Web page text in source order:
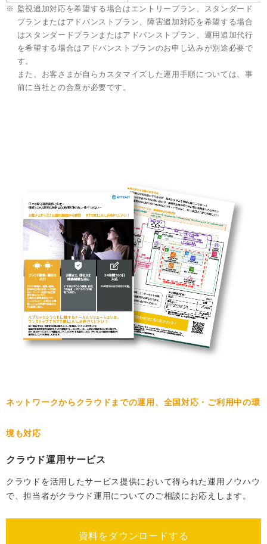
※ 監視追加対応を希望する場合はエントリープラン、スタンダード
プランまたはアドバンストプラン、障害追加対応を希望する場合
はスタンダードプランまたはアドバンストプラン、運用追加代行
を希望する場合はアドバンストプランのお申し込みが別途必要で
す。
また、お客さまが自らカスタマイズした運用手順については、事
前に当社との合意が必要です。
ネットワークからクラウドまでの運用、全国対応・ご利用中の環
境も対応
クラウド運用サービス
クラウドを活用したサービス提供において得られた運用ノウハウ
で、担当者がクラウド運用についてのご相談にお応えします。
資料をダウンロードする